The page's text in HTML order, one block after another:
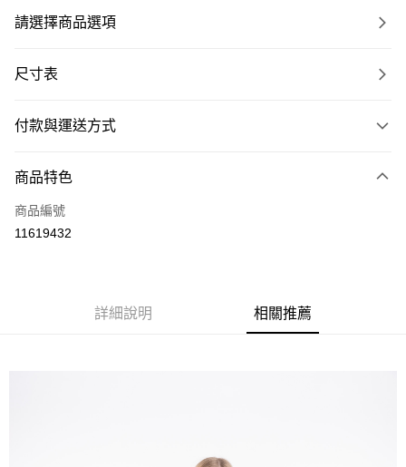
請選擇商品選項
尺寸表
付款與運送方式
信用卡一次付款
運送方式
商品特色
商品編號
11619432
詳細說明 相關推薦